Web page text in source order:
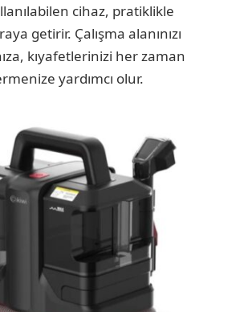
cihaz, pratiklikle
getirir. Çalışma alanınızı
kıyafetlerinizi her zaman
yardımcı olur.